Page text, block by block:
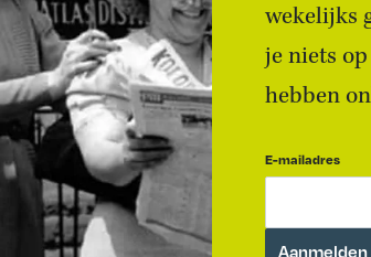
wekelijks
je niets
hebben
E-mailadres